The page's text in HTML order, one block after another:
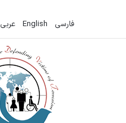
فارسی English عربي